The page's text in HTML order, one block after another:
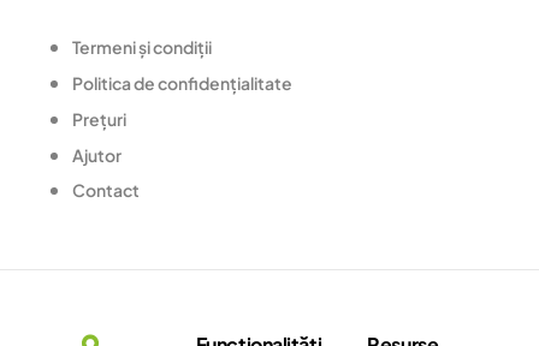
Termeni și condiții
Politica de confidențialitate
Prețuri
Ajutor
Contact